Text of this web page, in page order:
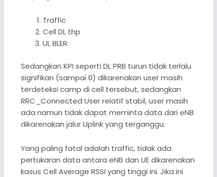
Traffic
Cell DL thp
UL BLER
Sedangkan KPI seperti DL PRB turun tidak terlalu
signifikan (sampai 0) dikarenakan user masih
terdeteksi camp di cell tersebut, sedangkan
RRC_Connected User relatif stabil, user masih
ada namun tidak dapat meminta data dari eNB
dikarenakan jalur Uplink yang terganggu.
Yang paling fatal adalah traffic, tidak ada
pertukaran data antara eNB dan UE dikarenakan
kasus Cell Average RSSI yang tinggi ini. Jika ini